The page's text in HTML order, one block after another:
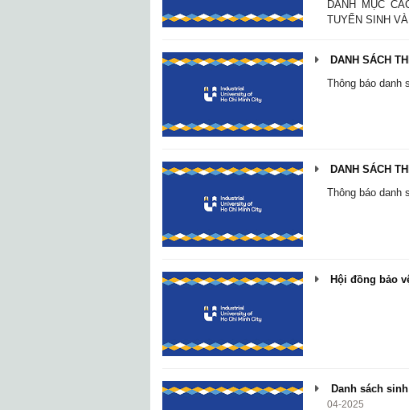
DANH MỤC
TUYỂN SINH
DANH SÁCH
Thông báo danh
DANH SÁCH
Thông báo danh
Hội đồng bảo
Danh sách
04-2025